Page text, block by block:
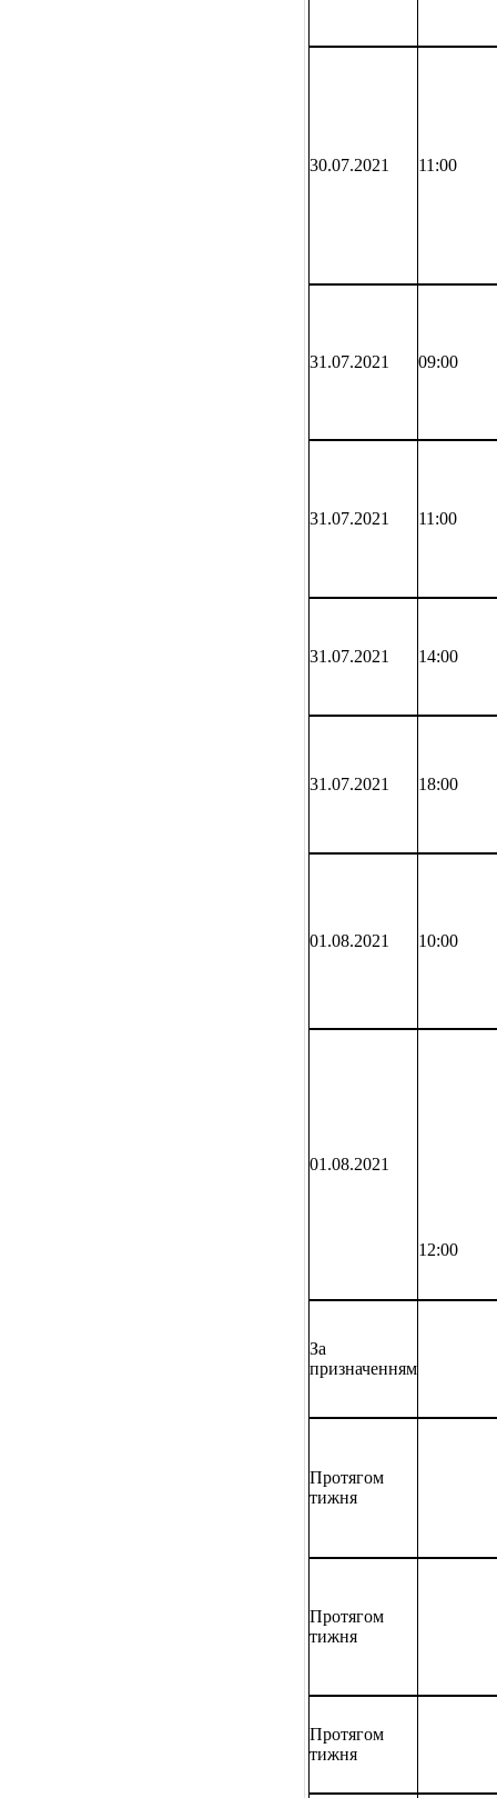
30.07.2021 11:00
31.07.2021 09:00
31 .07.2021 11:00
31.07.2021 14:00
31.07.2021 18:00
01.08.2021 10:00
01.08.2021
12:00
За
призначенням
Протягом
тижня
Протягом
тижня
Протягом
тижня